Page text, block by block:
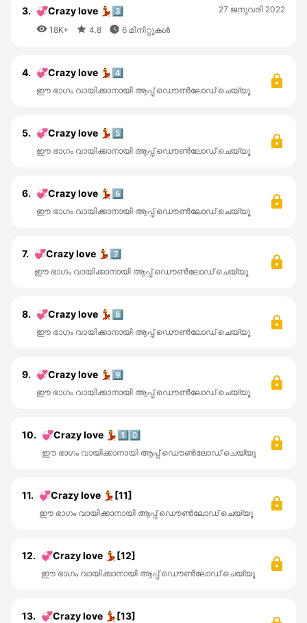
3. 💞Crazy love 💃3️⃣
 18K+  4.8  6 മിനിറ്റുകൾ
27 ജനുവരി 2022
4. 💞Crazy love 💃4️⃣
ഈ ഭാഗം വായിക്കാനായി ആപ്പ് ഡൌൺലോഡ് ചെയ്യൂ
5. 💞Crazy love 💃5️⃣
ഈ ഭാഗം വായിക്കാനായി ആപ്പ് ഡൌൺലോഡ് ചെയ്യൂ
6. 💞Crazy love 💃6️⃣
ഈ ഭാഗം വായിക്കാനായി ആപ്പ് ഡൌൺലോഡ് ചെയ്യൂ
7. 💞Crazy love 💃7️⃣
ഈ ഭാഗം വായിക്കാനായി ആപ്പ് ഡൌൺലോഡ് ചെയ്യൂ
8. 💞Crazy love 💃8️⃣
ഈ ഭാഗം വായിക്കാനായി ആപ്പ് ഡൌൺലോഡ് ചെയ്യൂ
9. 💞Crazy love 💃9️⃣
ഈ ഭാഗം വായിക്കാനായി ആപ്പ് ഡൌൺലോഡ് ചെയ്യൂ
10. 💞Crazy love 💃1️⃣0️⃣
ഈ ഭാഗം വായിക്കാനായി ആപ്പ് ഡൌൺലോഡ് ചെയ്യൂ
11. 💞Crazy love 💃[11]
ഈ ഭാഗം വായിക്കാനായി ആപ്പ് ഡൌൺലോഡ് ചെയ്യൂ
12. 💞Crazy love 💃[12]
ഈ ഭാഗം വായിക്കാനായി ആപ്പ് ഡൌൺലോഡ് ചെയ്യൂ
13. 💞Crazy love 💃[13]